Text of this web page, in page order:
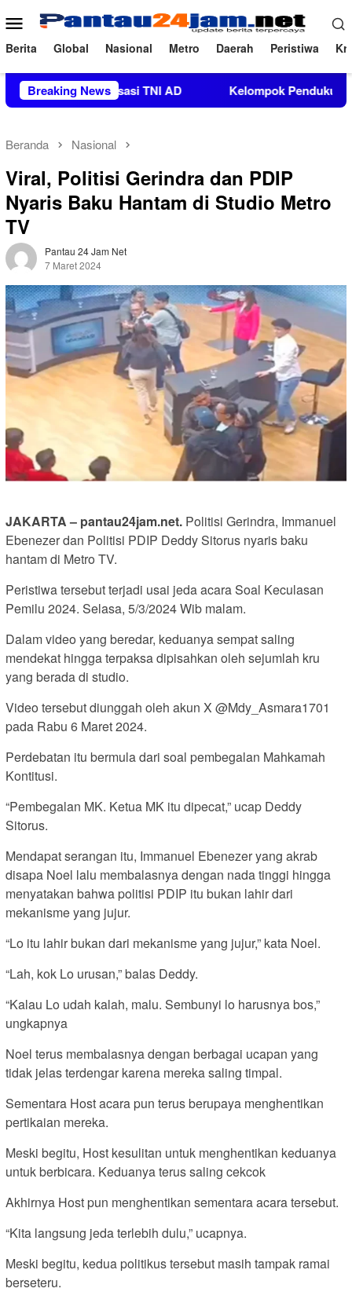
ke
konten
Menu
Mobile
Berita Global Nasional Metro Daerah Peristiwa
Breaking News
Organisasi TNI AD Kelompok Pendukung Moha Bin
Beranda Nasional
Viral, Politisi Gerindra dan PDIP
Nyaris Baku Hantam di Studio Metro
TV
Pantau 24 Jam Net
7 Maret 2024
JAKARTA – pantau24jam.net. Politisi Gerindra, Immanuel
Ebenezer dan Politisi PDIP Deddy Sitorus nyaris baku
hantam di Metro TV.
Peristiwa tersebut terjadi usai jeda acara Soal Keculasan
Pemilu 2024. Selasa, 5/3/2024 Wib malam.
Dalam video yang beredar, keduanya sempat saling
mendekat hingga terpaksa dipisahkan oleh sejumlah kru
yang berada di studio.
Video tersebut diunggah oleh akun X @Mdy_Asmara1701
pada Rabu 6 Maret 2024.
Perdebatan itu bermula dari soal pembegalan Mahkamah
Kontitusi.
“Pembegalan MK. Ketua MK itu dipecat,” ucap Deddy
Sitorus.
Mendapat serangan itu, Immanuel Ebenezer yang akrab
disapa Noel lalu membalasnya dengan nada tinggi hingga
menyatakan bahwa politisi PDIP itu bukan lahir dari
mekanisme yang jujur.
“Lo itu lahir bukan dari mekanisme yang jujur,” kata Noel.
“Lah, kok Lo urusan,” balas Deddy.
“Kalau Lo udah kalah, malu. Sembunyi lo harusnya bos,”
ungkapnya
Noel terus membalasnya dengan berbagai ucapan yang
tidak jelas terdengar karena mereka saling timpal.
Sementara Host acara pun terus berupaya menghentikan
pertikaian mereka.
Meski begitu, Host kesulitan untuk menghentikan keduanya
untuk berbicara. Keduanya terus saling cekcok
Akhirnya Host pun menghentikan sementara acara tersebut.
“Kita langsung jeda terlebih dulu,” ucapnya.
Meski begitu, kedua politikus tersebut masih tampak ramai
berseteru.